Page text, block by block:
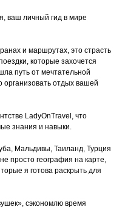
ваш личный гид в мире
и маршрутах, это страсть
которые захочется
путь от мечтательной
отдых вашей
LadyOnTravel, что
знания и навыки.
Мальдивы, Таиланд, Турция
просто география на карте,
я готова раскрыть для
сэкономлю время